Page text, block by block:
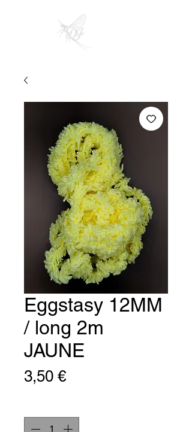
Eggstasy 12MM
/ long 2m
JAUNE
3,50 €Precio